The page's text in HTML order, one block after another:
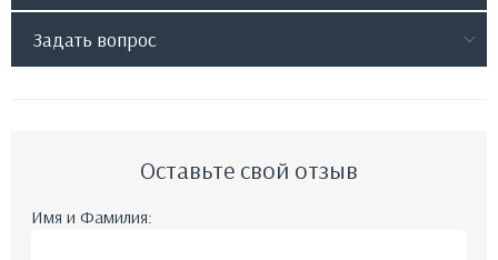
Задать вопрос
Оставьте свой отзыв
Имя и Фамилия: